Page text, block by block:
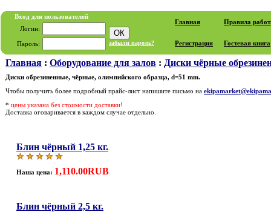
Вход для пользователей
Логин:
Пароль: забыли пароль?
Главная Правила
Регистрация Гостевая книга
Главная : Оборудование для залов : Диски чёрные
Диски обрезиненные, чёрные, олимпийского образца, d=51 mm.
Чтобы получить более подробный прайс-лист напишите письмо на
* цены указана без стоимости доставки!
Доставка оговаривается в каждом случае отдельно.
Блин чёрный 1,25 кг.
Наша цена: 1,110.00RUB
Блин чёрный 2,5 кг.